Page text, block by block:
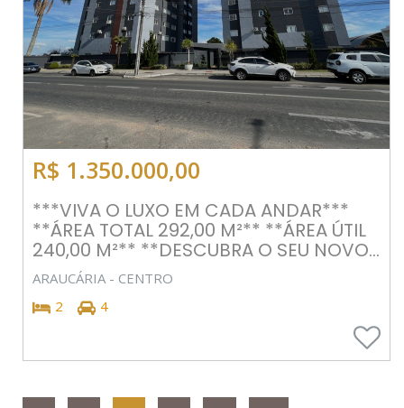
R$ 1.350.000,00
***VIVA O LUXO EM CADA ANDAR***
**ÁREA TOTAL 292,00 M²** **ÁREA ÚTIL
240,00 M²** **DESCUBRA O SEU NOVO...
ARAUCÁRIA - CENTRO
2
4